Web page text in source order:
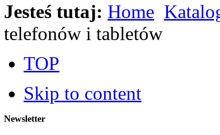
Jesteś tutaj: Home
telefonów i tabletów
TOP
Skip to content
Newsletter